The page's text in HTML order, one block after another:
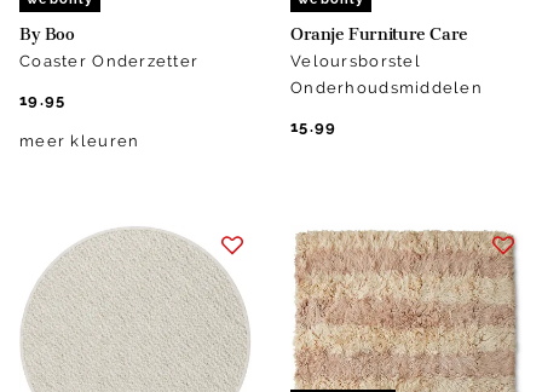
By Boo
Coaster Onderzetter
19.95
meer kleuren
Oranje Furniture Care
Veloursborstel
Onderhoudsmiddelen
15.99